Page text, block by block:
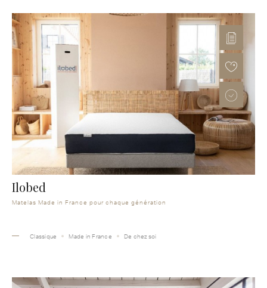
Ilobed
Matelas Made in France pour chaque génération
Classique Made in France De chez soi